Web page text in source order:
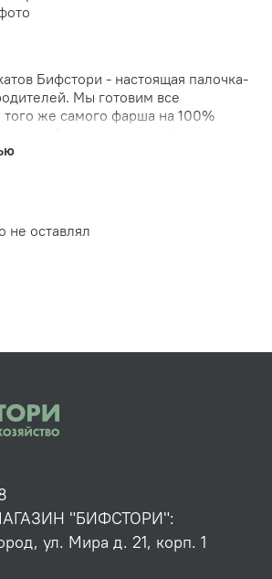
Бифстори - настоящая палочка-
Мы готовим все
же самого фарша на 100%
сайте. Мы
консерванты и усилители вкусов)
делает полуфабрикаты дешевыми.
могли бы приготовить и сами, с
вы просто экономите время,
в качестве того, чем вы кормите
не оставлял
"БИФСТОРИ":
ул. Мира д. 21, корп. 1